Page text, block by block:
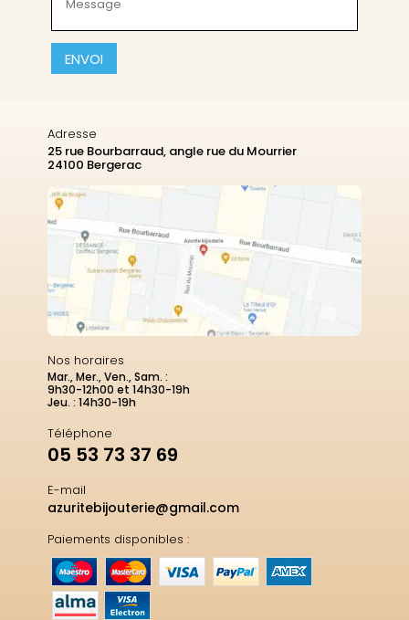
(Nécessaire)
CAPTCHA
Adresse
25 rue Bourbarraud, angle rue du Mourrier
24100 Bergerac
Nos horaires
Mar., Mer., Ven., Sam. :
9h30-12h00 et 14h30-19h
Jeu. : 14h30-19h
Téléphone
05 53 73 37 69
E-mail
azuritebijouterie@gmail.com
Paiements disponibles :